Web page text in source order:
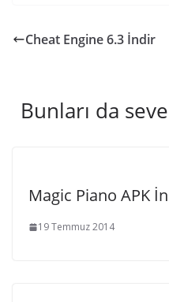
Cheat Engine 6.3 İndir
Bunları da
Magic Piano APK
19 Temmuz 2014